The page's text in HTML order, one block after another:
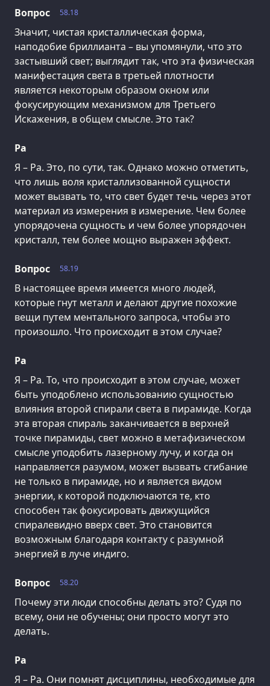
58.18
Вопрос
Значит, чистая кристаллическая форма,
наподобие бриллианта – вы упомянули, что это
застывший свет; выглядит так, что эта физическая
манифестация света в третьей плотности
является некоторым образом окном или
фокусирующим механизмом для Третьего
Искажения, в общем смысле. Это так?
Ра
Я – Ра. Это, по сути, так. Однако можно отметить,
что лишь воля кристаллизованной сущности
может вызвать то, что свет будет течь через этот
материал из измерения в измерение. Чем более
упорядочена сущность и чем более упорядочен
кристалл, тем более мощно выражен эффект.
58.19
Вопрос
В настоящее время имеется много людей,
которые гнут металл и делают другие похожие
вещи путем ментального запроса, чтобы это
произошло. Что происходит в этом случае?
Ра
Я – Ра. То, что происходит в этом случае, может
быть уподоблено использованию сущностью
влияния второй спирали света в пирамиде. Когда
эта вторая спираль заканчивается в верхней
точке пирамиды, свет можно в метафизическом
смысле уподобить лазерному лучу, и когда он
направляется разумом, может вызвать сгибание
не только в пирамиде, но и является видом
энергии, к которой подключаются те, кто
способен так фокусировать движущийся
спиралевидно вверх свет. Это становится
возможным благодаря контакту с разумной
энергией в луче индиго.
58.20
Вопрос
Почему эти люди способны делать это? Судя по
всему, они не обучены; они просто могут это
делать.
Ра
Я – Ра. Они помнят дисциплины, необходимые для